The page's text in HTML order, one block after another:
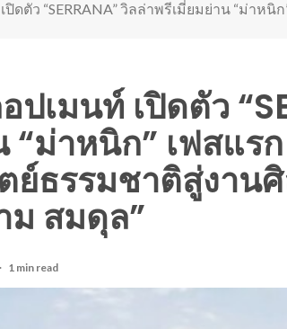
ปิดตัว “SERRANA” วิลล่าพรีเมี่ยมย่าน “ม่า
ปเมนท์ เปิดตัว
“ม่าหนิก” เฟสแร
ย์ธรรมชาติสู่งาน
ม สมดุล”
1 min read